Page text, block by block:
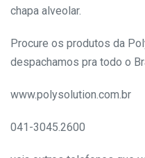
chapa alveolar.
Procure os produtos da
despachamos pra todo o
www.polysolution.com.br
041-3045.2600